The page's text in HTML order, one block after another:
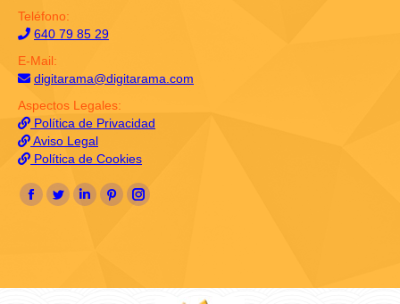
Teléfono:
640 79 85 29
E-Mail:
digitarama@digitarama.com
Aspectos Legales:
Política de Privacidad
Aviso Legal
Política de Cookies
Encuéntranos en:
Facebook
TwitterLinkedinPinterestInstagram